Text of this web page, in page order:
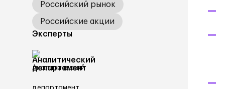
Российский рынок
Российские акции
Эксперты
Аналитический
департамент